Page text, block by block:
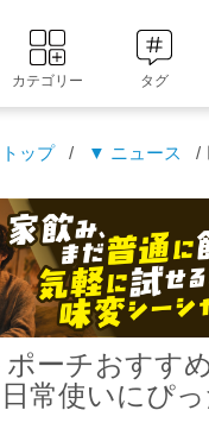
カテゴリー タグ
ップ / ▼ ニュース /
ーチおすす
常使いにぴ